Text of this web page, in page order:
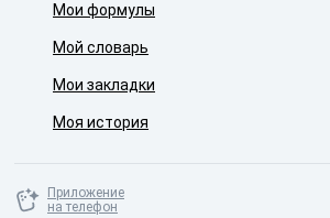
Мои формулы
Мой словарь
Мои закладки
Моя история
Приложение
на телефон